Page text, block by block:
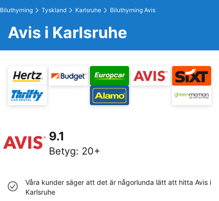
Biluthyrning Tyskland Karlsruhe Biluthyrning Avis
Avis i Karlsruhe
9.1
Betyg: 20+
Våra kunder säger att det är någorlunda lätt att hitta Avis i
Karlsruhe